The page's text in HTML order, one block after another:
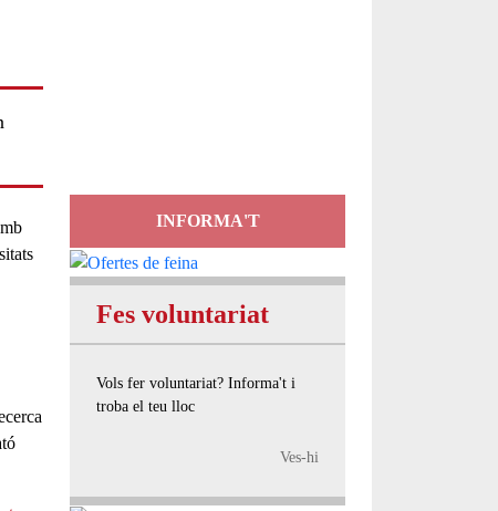
INFORMA'T
Fes voluntariat
Vols fer voluntariat? Informa't i
troba el teu lloc
Ves-hi